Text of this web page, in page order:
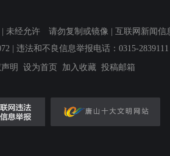
经允许 请勿复制或镜像 | 互联网新闻信息
| 违法和不良信息举报电话：0315-2839111
明 设为首页 加入收藏 投稿邮箱